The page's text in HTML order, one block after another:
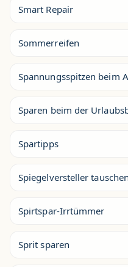
Smart Repair
Sommerreifen
Spannungsspitzen beim
Sparen beim der
Spartipps
Spiegelversteller tauschen
Spirtspar-Irrtümmer
Sprit sparen